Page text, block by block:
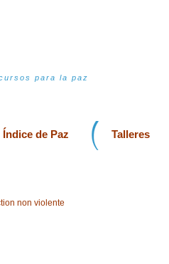
para la paz
Índice de Paz Talleres
non violente